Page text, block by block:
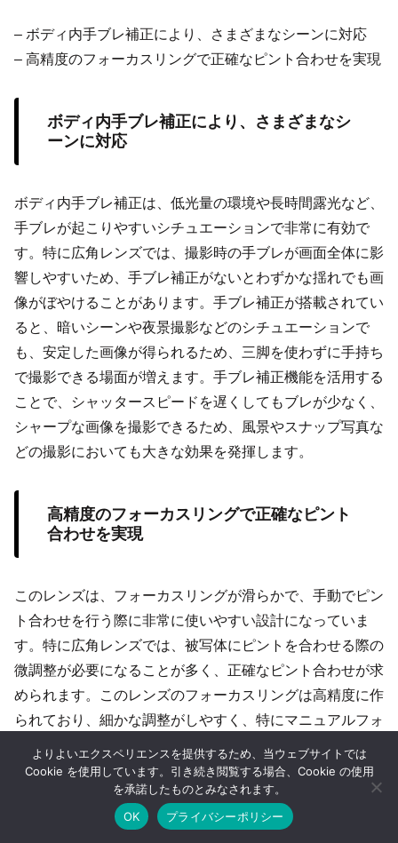
– ボディ内手ブレ補正により、さまざまなシーンに対応
– 高精度のフォーカスリングで正確なピント合わせを実現
ボディ内手ブレ補正により、さまざまなシ
ーンに対応
ボディ内手ブレ補正は、低光量の環境や長時間露光など、
手ブレが起こりやすいシチュエーションで非常に有効で
す。特に広角レンズでは、撮影時の手ブレが画面全体に影
響しやすいため、手ブレ補正がないとわずかな揺れでも画
像がぼやけることがあります。手ブレ補正が搭載されてい
ると、暗いシーンや夜景撮影などのシチュエーションで
も、安定した画像が得られるため、三脚を使わずに手持ち
で撮影できる場面が増えます。手ブレ補正機能を活用する
ことで、シャッタースピードを遅くしてもブレが少なく、
シャープな画像を撮影できるため、風景やスナップ写真な
どの撮影においても大きな効果を発揮します。
高精度のフォーカスリングで正確なピント
合わせを実現
このレンズは、フォーカスリングが滑らかで、手動でピン
ト合わせを行う際に非常に使いやすい設計になっていま
す。特に広角レンズでは、被写体にピントを合わせる際の
微調整が必要になることが多く、正確なピント合わせが求
められます。このレンズのフォーカスリングは高精度に作
られており、細かな調整がしやすく、特にマニュアルフォ
ーカスを多用するユーザーにとっては大きなメリットで
す。また、動画撮影時にも、フォーカスの滑らかな移動が
可能で、プロフェッショナルな映像を撮影する際にも安定
した操作性を提供します。
シェア 目次へ トップ
よりよいエクスペリエンスを提供するため、当ウェブサイトでは
Cookie を使用しています。引き続き閲覧する場合、Cookie の使用
を承諾したものとみなされます。
OK
プライバシーポリシー